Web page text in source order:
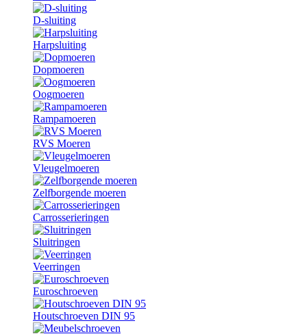
D-sluiting
Harpsluiting
Dopmoeren
Oogmoeren
Rampamoeren
RVS Moeren
Vleugelmoeren
Zelfborgende moeren
Carrosserieringen
Sluitringen
Veerringen
Euroschroeven
Houtschroeven DIN 95